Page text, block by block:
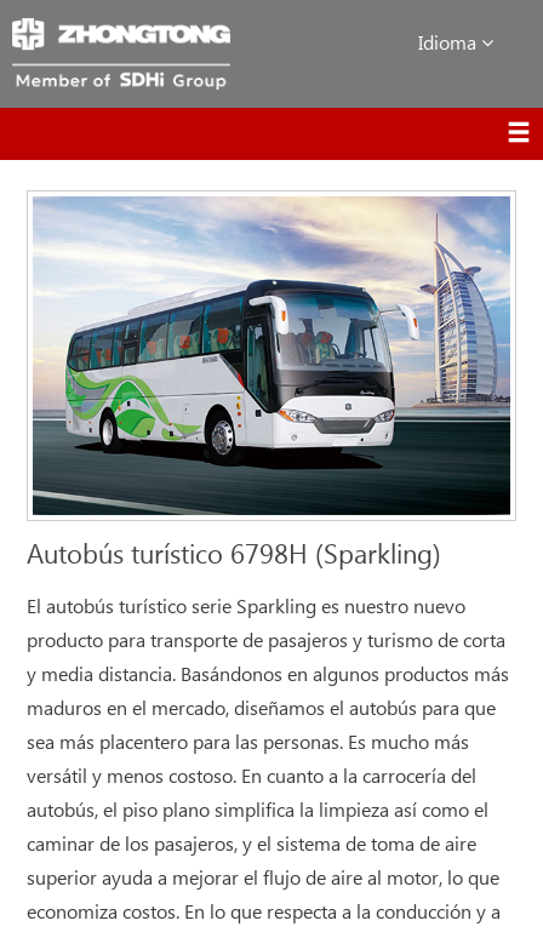
Idioma
Autobús turístico 6798H (Sparkling)
El autobús turístico serie Sparkling es nuestro nuevo
producto para transporte de pasajeros y turismo de corta
y media distancia. Basándonos en algunos productos más
maduros en el mercado, diseñamos el autobús para que
sea más placentero para las personas. Es mucho más
versátil y menos costoso. En cuanto a la carrocería del
autobús, el piso plano simplifica la limpieza así como el
caminar de los pasajeros, y el sistema de toma de aire
superior ayuda a mejorar el flujo de aire al motor, lo que
economiza costos. En lo que respecta a la conducción y a